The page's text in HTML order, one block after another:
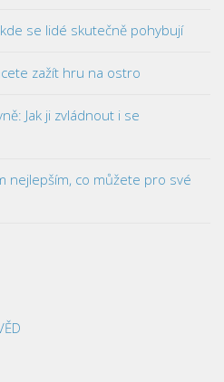
se lidé skutečně pohybují
zažít hru na ostro
Jak ji zvládnout i se
nejlepším, co můžete pro své